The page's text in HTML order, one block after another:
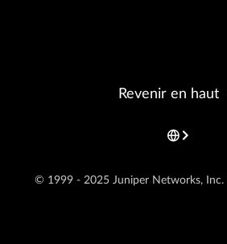
© 1999 - 2025 Juniper Networks, Inc.
Revenir en haut